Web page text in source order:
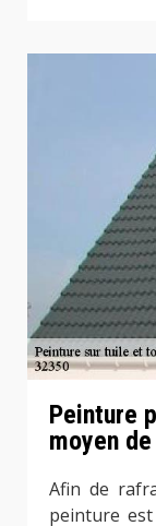
Peinture
moyen
Afin de
peinture